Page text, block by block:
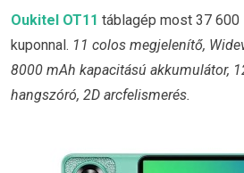
Oukitel OT11 táblagép most 37 600
kuponnal. 11 colos megjelenítő,
8000 mAh kapacitású akkumulátor,
hangszóró, 2D arcfelismerés.